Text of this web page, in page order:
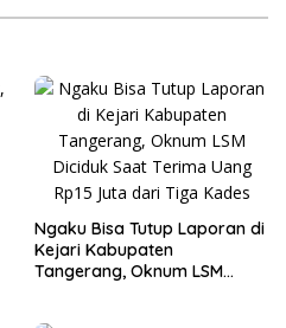
Ngaku Bisa Tutup Laporan di
Kejari Kabupaten
Tangerang, Oknum LSM